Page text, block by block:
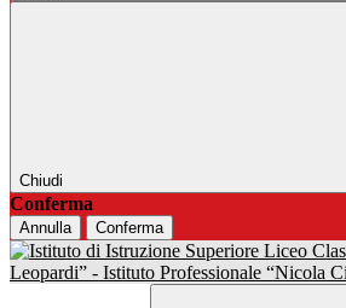
Chiudi
Conferma
Annulla Conferma